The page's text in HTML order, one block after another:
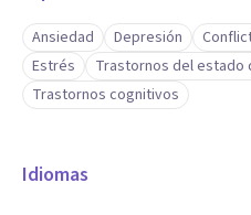
Ansiedad Depresión
Estrés
Trastornos del estado
Trastornos cognitivos
Idiomas